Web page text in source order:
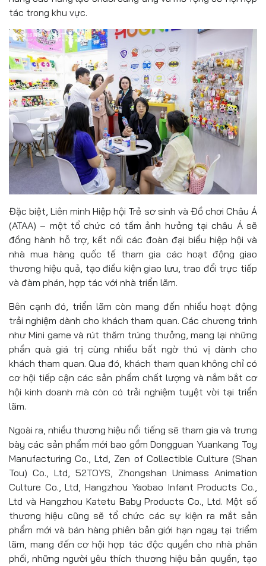
tác trong khu vực.
Đặc biệt, Liên minh Hiệp hội Trẻ sơ sinh và Đồ chơi Châu Á
(ATAA) – một tổ chức có tầm ảnh hưởng tại châu Á sẽ
đồng hành hỗ trợ, kết nối các đoàn đại biểu hiệp hội và
nhà mua hàng quốc tế tham gia các hoạt động giao
thương hiệu quả, tạo điều kiện giao lưu, trao đổi trực tiếp
và đàm phán, hợp tác với nhà triển lãm.
Bên cạnh đó, triển lãm còn mang đến nhiều hoạt động
trải nghiệm dành cho khách tham quan. Các chương trình
như Mini game và rút thăm trúng thưởng, mang lại những
phần quà giá trị cùng nhiều bất ngờ thú vị dành cho
khách tham quan. Qua đó, khách tham quan không chỉ có
cơ hội tiếp cận các sản phẩm chất lượng và nắm bắt cơ
hội kinh doanh mà còn có trải nghiệm tuyệt vời tại triển
lãm.
Ngoài ra, nhiều thương hiệu nổi tiếng sẽ tham gia và trưng
bày các sản phẩm mới bao gồm Dongguan Yuankang Toy
Manufacturing Co., Ltd, Zen of Collectible Culture (Shan
Tou) Co., Ltd, 52TOYS, Zhongshan Unimass Animation
Culture Co., Ltd, Hangzhou Yaobao Infant Products Co.,
Ltd và Hangzhou Katetu Baby Products Co., Ltd. Một số
thương hiệu cũng sẽ tổ chức các sự kiện ra mắt sản
phẩm mới và bán hàng phiên bản giới hạn ngay tại triểm
lãm, mang đến cơ hội hợp tác độc quyền cho nhà phân
phối, những người yêu thích thương hiệu bản quyền, tạo